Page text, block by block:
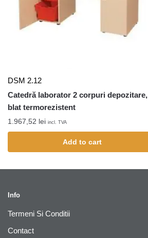
DSM 2.12
Catedră laborator 2 corpuri depozitare,
blat termorezistent
1.967,52 lei incl. TVA
Add to cart
Info
Termeni Si Conditii
Contact